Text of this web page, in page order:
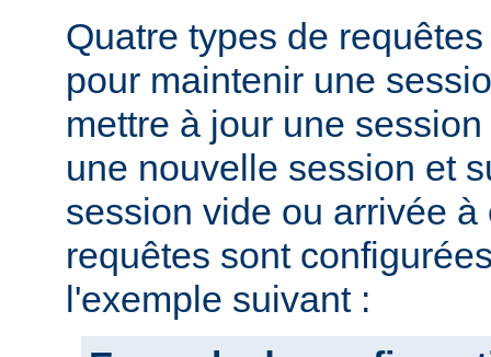
Quatre types de
pour maintenir une
mettre à jour une
une nouvelle session et
session vide ou arrivée
requêtes sont
l'exemple suivant :